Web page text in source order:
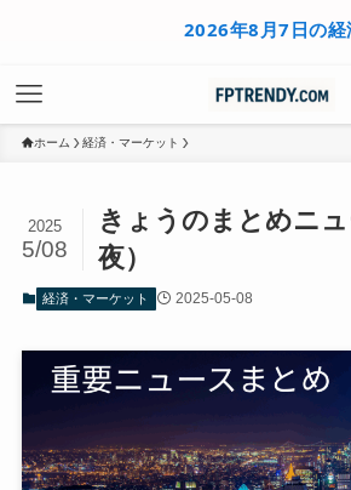
2026年8月7日の経済ニ
ホーム 経済・マーケット
きょうのまとめニ
夜）
2025
5/08
経済・マーケット 2025-05-08